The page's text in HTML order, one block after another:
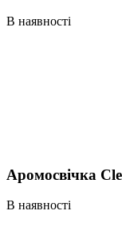
В наявності
Аромосвічка
В наявності